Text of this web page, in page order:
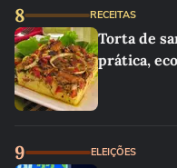
8 RECEITAS
Torta de
prática,
9 ELEIÇÕES